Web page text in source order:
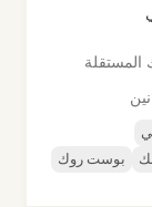
بوست روك